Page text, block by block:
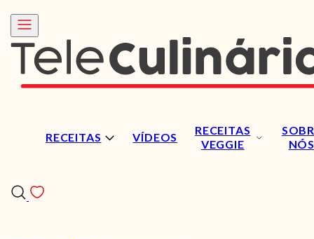
RECEITAS VÍDEOS
RECEITAS
VEGGIE
NÓS